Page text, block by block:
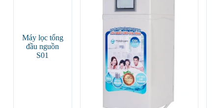
Máy lọc tổng
đầu nguồn
S01